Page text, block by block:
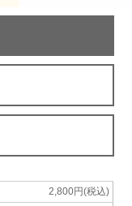
2,800円(税込)